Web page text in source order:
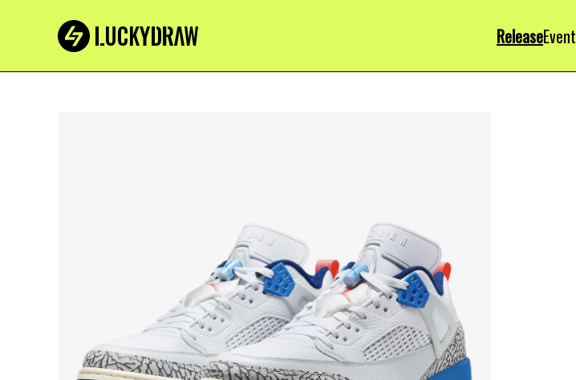
ReleaseEvent